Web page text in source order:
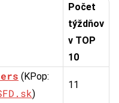
Počet
týždňov
v TOP
10
(KPop:
)
11